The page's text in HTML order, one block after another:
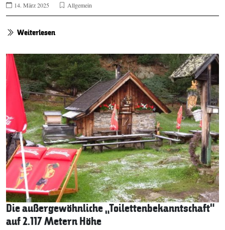
14. März 2025 Allgemein
Weiterlesen
Die außergewöhnliche „Toilettenbekanntschaft“
auf 2.117 Metern Höhe